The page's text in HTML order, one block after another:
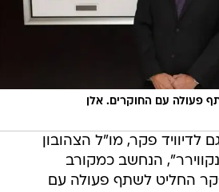
פעולה עם החוקרים. אלן
לדיוויד פקר, מו"ל הצהובון
הנחשב כמקורב
החליט לשתף פעולה עם